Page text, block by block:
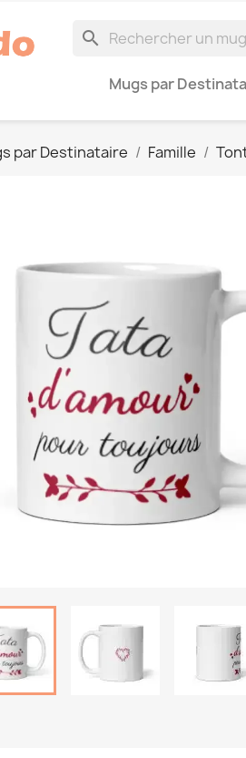
search
Mugs par
par Destinataire Famille